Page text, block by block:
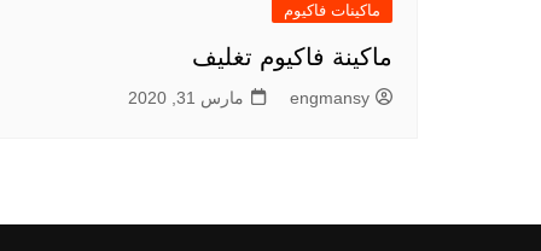
ماكينات فاكيوم
ماكينة فاكيوم تغليف
engmansy مارس 31, 2020